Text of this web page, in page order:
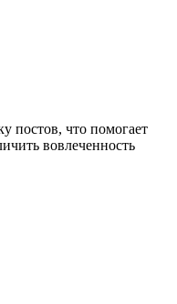
постов, что помогает
вовлеченность